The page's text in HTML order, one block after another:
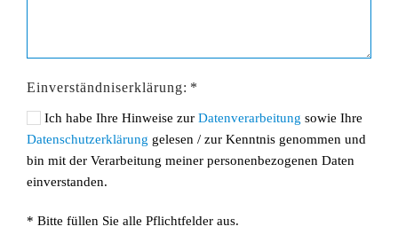
Einverständniserklärung: *
Ich habe Ihre Hinweise zur Datenverarbeitung sowie Ihre
Datenschutzerklärung gelesen / zur Kenntnis genommen und
bin mit der Verarbeitung meiner personenbezogenen Daten
einverstanden.
* Bitte füllen Sie alle Pflichtfelder aus.